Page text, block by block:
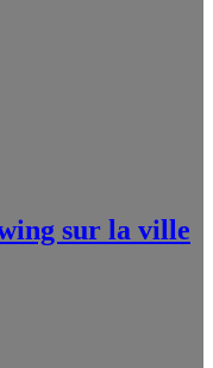
sur la ville